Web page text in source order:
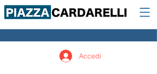
Accedi